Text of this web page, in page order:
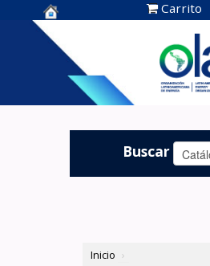
Centro de
Documentación
OLADE -
Carrito
Buscar
Inicio ›